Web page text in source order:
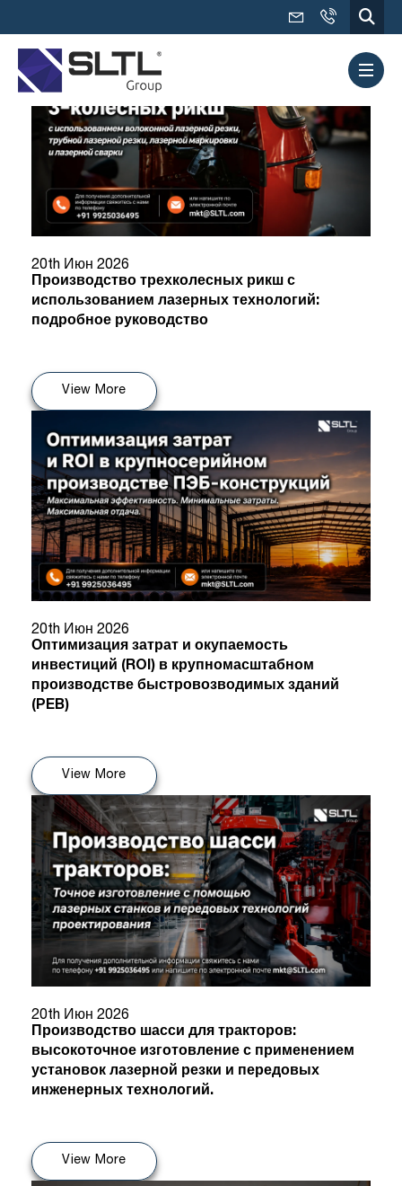
20th Июн 2026
Производство трехколесных рикш с
использованием лазерных технологий:
подробное руководство
View More
20th Июн 2026
Оптимизация затрат и окупаемость
инвестиций (ROI) в крупномасштабном
производстве быстровозводимых зданий
(PEB)
View More
20th Июн 2026
Производство шасси для тракторов:
высокоточное изготовление с применением
установок лазерной резки и передовых
инженерных технологий.
View More